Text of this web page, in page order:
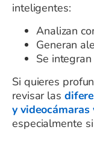
inteligentes:
Analizan
Generan
Se
Si quieres
revisar las
y
especialmente